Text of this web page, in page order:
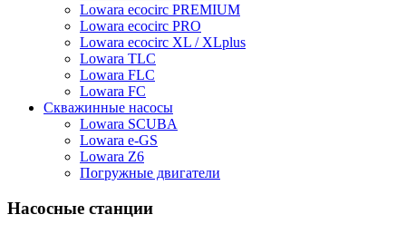
Lowara ecocirc PREMIUM
Lowara ecocirc PRO
Lowara ecocirc XL / XLplus
Lowara TLC
Lowara FLC
Lowara FC
Скважинные насосы
Lowara SCUBA
Lowara e-GS
Lowara Z6
Погружные двигатели
Насосные станции